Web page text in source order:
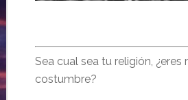
Sea cual sea tu religión, ¿eres
costumbre?